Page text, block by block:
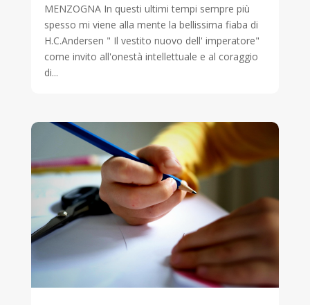
MENZOGNA In questi ultimi tempi sempre più
spesso mi viene alla mente la bellissima fiaba di
H.C.Andersen " Il vestito nuovo dell' imperatore"
come invito all'onestà intellettuale e al coraggio
di...